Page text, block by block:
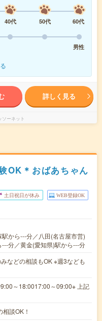
40代 50代
60代
男性
詳しく見る
ソーネット
OK＊おばあちゃん
土日祝日が休み WEB登録OK
から---分／八田(名古屋市営)
分／黄金(愛知県)駅から---分
などの相談もOK ※週3なども
～18:0017:00～09:00※ 上記
談OK！